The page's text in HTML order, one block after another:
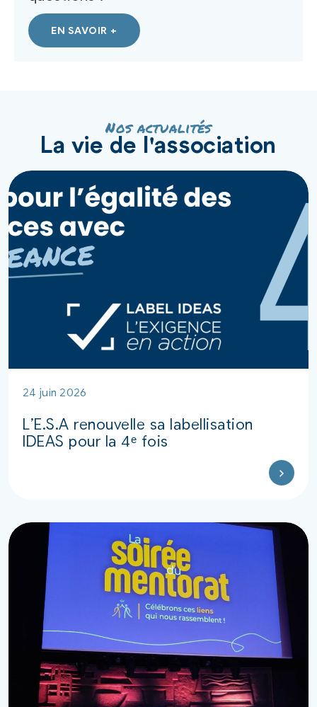
EN SAVOIR +
Nos actualités
La vie de l'association
24 juin 2026
L’E.S.A renouvelle sa labellisation
IDEAS pour la 4ᵉ fois